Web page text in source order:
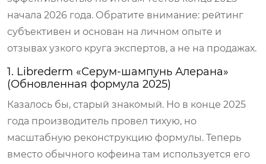
начала 2026 года. Обратите внимание: рейтинг
субъективен и основан на личном опыте и
отзывах узкого круга экспертов, а не на продажах.
1. Librederm «Серум-шампунь Алерана»
(Обновленная формула 2025)
Казалось бы, старый знакомый. Но в конце 2025
года производитель провел тихую, но
масштабную реконструкцию формулы. Теперь
вместо обычного кофеина там используется его